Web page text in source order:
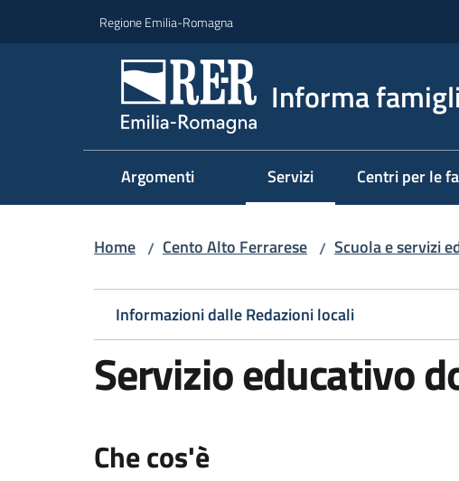
Regione Emilia-Romagna
Informa
Argomenti Servizi
Menu selezionatoCentri per le
Home / Cento Alto Ferrarese / Scuola e servizi
Informazioni dalle Redazioni locali
Servizio educativo
Che cos'è